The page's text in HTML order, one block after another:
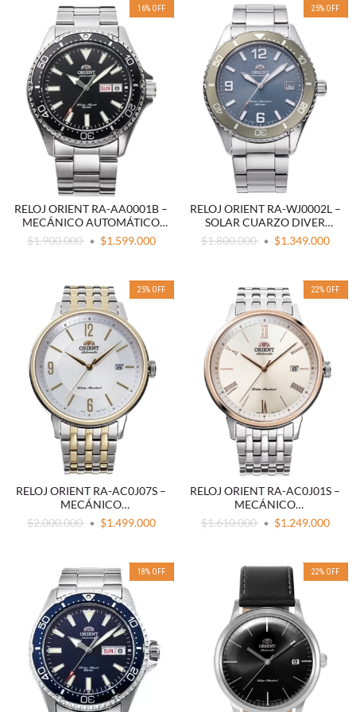
16% OFF
RELOJ ORIENT RA-AA0001B –
MECÁNICO AUTOMÁTICO
DIVER ACERO INOXIDABLE
$1.900.000 $1.599.000
25% OFF
RELOJ ORIENT RA-WJ0002L –
SOLAR CUARZO DIVER
ACERO INOXIDABLE AZUL
$1.800.000 $1.349.000
25% OFF
RELOJ ORIENT RA-AC0J07S –
MECÁNICO
CONTEMPORÁNEO
AUTOMÁTICO ACERO
$2.000.000 $1.499.000
22% OFF
RELOJ ORIENT RA-AC0J01S –
MECÁNICO
CONTEMPORÁNEO
AUTOMÁTICO ACERO
$1.610.000 $1.249.000
18% OFF 22% OFF